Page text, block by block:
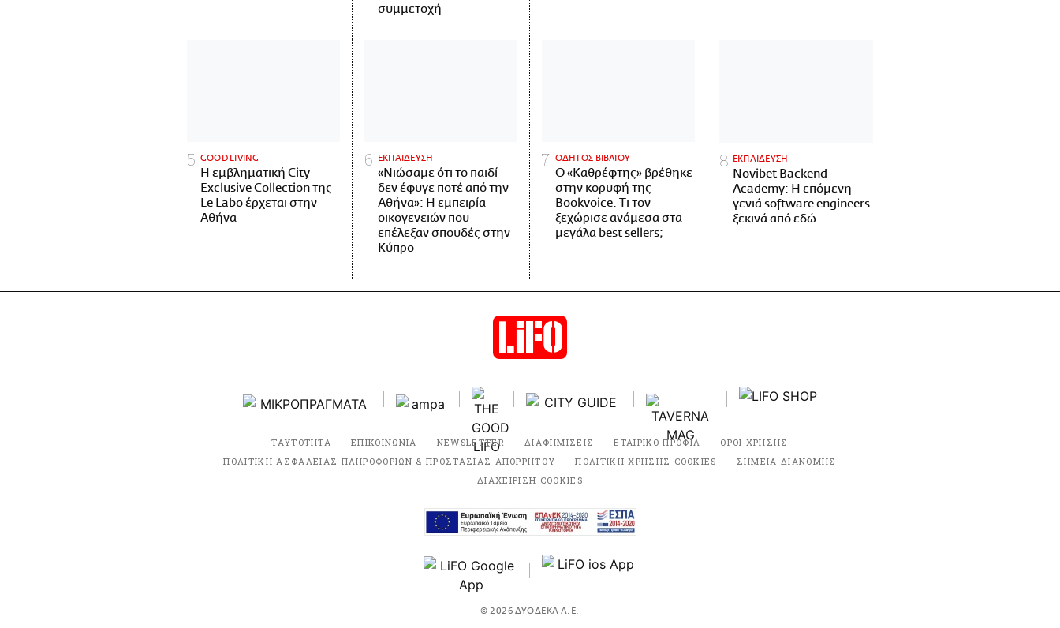
συμμετοχή
GOOD LIVING
Η εμβληματική City
Exclusive Collection της
Le Labo έρχεται στην
Αθήνα
ΕΚΠΑΙΔΕΥΣΗ
«Νιώσαμε ότι το παιδί
δεν έφυγε ποτέ από την
Αθήνα»: Η εμπειρία
οικογενειών που
επέλεξαν σπουδές στην
Κύπρο
ΟΔΗΓΟΣ ΒΙΒΛΙΟΥ
Ο «Καθρέφτης» βρέθηκε
στην κορυφή της
Bookvoice. Τι τον
ξεχώρισε ανάμεσα στα
μεγάλα best sellers;
ΕΚΠΑΙΔΕΥΣΗ
Novibet Backend
Academy: Η επόμενη
γενιά software engineers
ξεκινά από εδώ
ΤΑΥΤΟΤΗΤΑ ΕΠΙΚΟΙΝΩΝΙΑ NEWSLETTER ΔΙΑΦΗΜΙΣΕΙΣ ΕΤΑΙΡΙΚΟ ΠΡΟΦΙΛ
ΟΡΟΙ ΧΡΗΣΗΣ
ΠΟΛΙΤΙΚΗ ΑΣΦΑΛΕΙΑΣ ΠΛΗΡΟΦΟΡΙΩΝ & ΠΡΟΣΤΑΣΙΑΣ ΑΠΟΡΡΗΤΟΥ
ΠΟΛΙΤΙΚΗ ΧΡΗΣΗΣ COOKIES
ΣΗΜΕΙΑ ΔΙΑΝΟΜΗΣ
ΔΙΑΧΕΙΡΙΣΗ COOKIES
© 2026 ΔΥΟΔΕΚΑ Α.Ε.